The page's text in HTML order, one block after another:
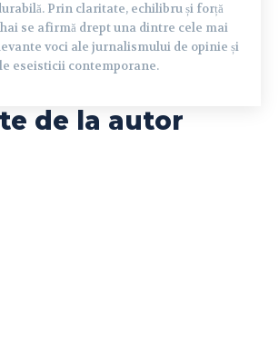
Prin claritate, echilibru și forță
se afirmă drept una dintre cele mai
voci ale jurnalismului de opinie și
eseisticii contemporane.
de la autor